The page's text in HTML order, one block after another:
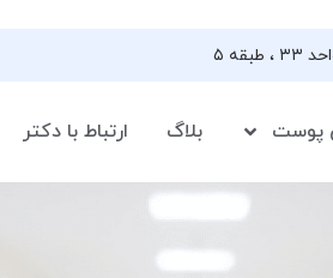
پوست بلاگ ارتباط با دکتر